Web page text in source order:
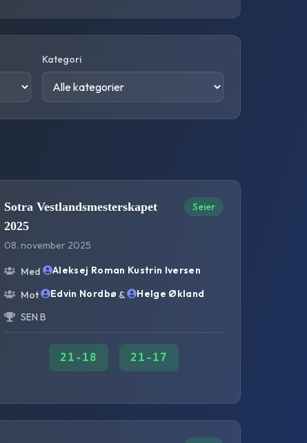
Kategori
Sotra Vestlandsmesterskapet
2025
08. november 2025
Seier
Med
Aleksej Roman Kustrin Iversen
Mot
Edvin Nordbø &
Helge Økland
SEN B
21 -18 21 -17